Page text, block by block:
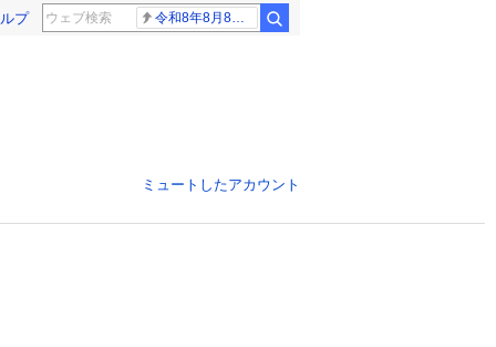
プ 令和8年8月8日8時8分
ミュートしたアカウント